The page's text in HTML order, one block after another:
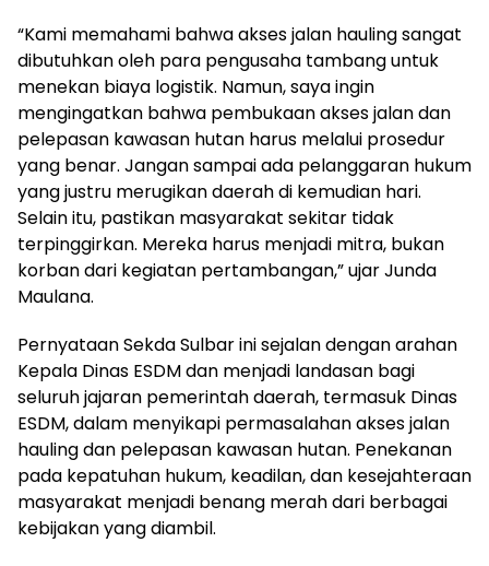
“Kami memahami bahwa akses jalan hauling sangat
dibutuhkan oleh para pengusaha tambang untuk
menekan biaya logistik. Namun, saya ingin
mengingatkan bahwa pembukaan akses jalan dan
pelepasan kawasan hutan harus melalui prosedur
yang benar. Jangan sampai ada pelanggaran hukum
yang justru merugikan daerah di kemudian hari.
Selain itu, pastikan masyarakat sekitar tidak
terpinggirkan. Mereka harus menjadi mitra, bukan
korban dari kegiatan pertambangan,” ujar Junda
Maulana.
Pernyataan Sekda Sulbar ini sejalan dengan arahan
Kepala Dinas ESDM dan menjadi landasan bagi
seluruh jajaran pemerintah daerah, termasuk Dinas
ESDM, dalam menyikapi permasalahan akses jalan
hauling dan pelepasan kawasan hutan. Penekanan
pada kepatuhan hukum, keadilan, dan kesejahteraan
masyarakat menjadi benang merah dari berbagai
kebijakan yang diambil.